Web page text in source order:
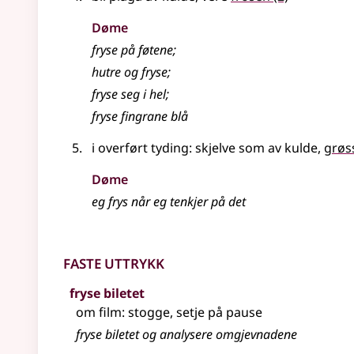
Døme
fryse på føtene;
hutre og fryse;
fryse seg i hel;
fryse fingrane blå
i overført tyding: skjelve som av kulde,
Døme
eg frys når eg tenkjer på det
Faste uttrykk
fryse biletet
om film: stogge, setje på pause
fryse biletet og analysere omgjevnadene